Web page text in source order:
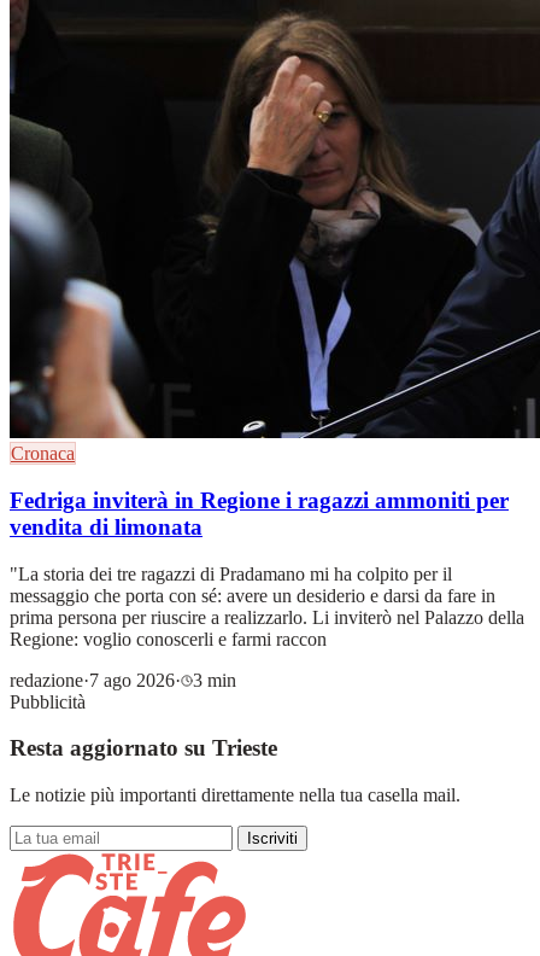
Cronaca
Fedriga inviterà in Regione i ragazzi ammoniti per
vendita di limonata
"La storia dei tre ragazzi di Pradamano mi ha colpito per il
messaggio che porta con sé: avere un desiderio e darsi da fare in
prima persona per riuscire a realizzarlo. Li inviterò nel Palazzo della
Regione: voglio conoscerli e farmi raccon
redazione·7 ago 2026·
3 min
Pubblicità
Resta aggiornato su Trieste
Le notizie più importanti direttamente nella tua casella mail.
Iscriviti